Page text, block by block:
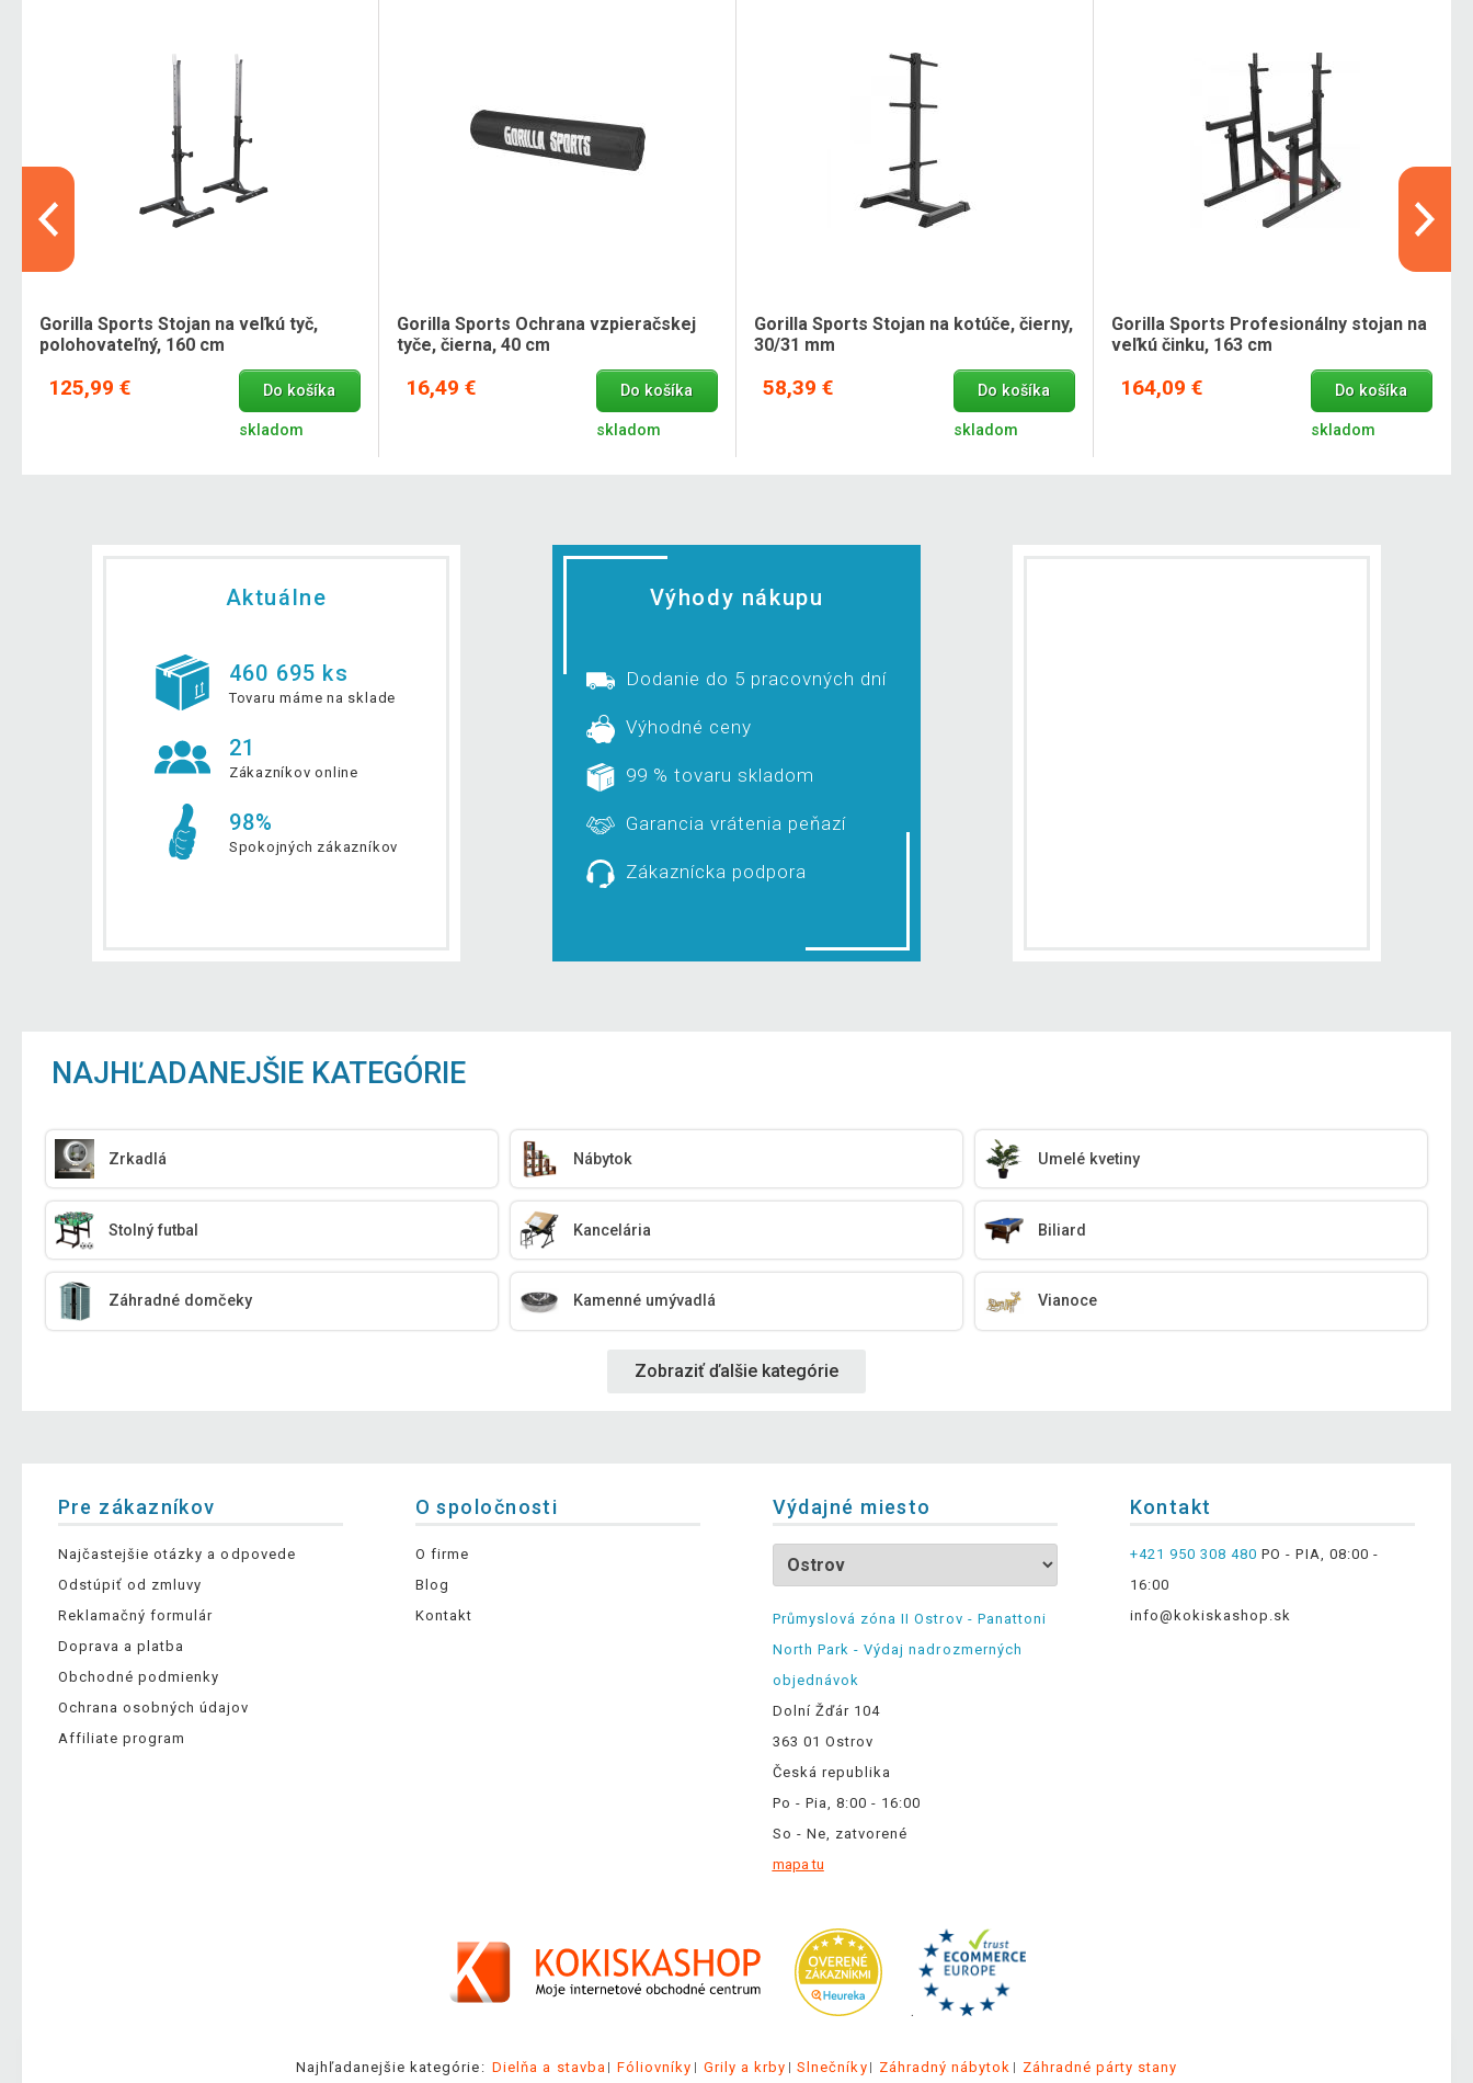
Gorilla Sports Stojan na veľkú tyč,
polohovateľný, 160 cm
125,99 € Do košíka
skladom
Gorilla Sports Ochrana vzpieračskej
tyče, čierna, 40 cm
16,49 € Do košíka
skladom
Gorilla Sports Stojan na kotúče, čierny,
30/31 mm
58,39 € Do košíka
skladom
Gorilla Sports Profesionálny stojan na
veľkú činku, 163 cm
164,09 € Do košíka
skladom
Aktuálne
460 695 ks
Tovaru máme na sklade
21
Zákazníkov online
98%
Spokojných zákazníkov
Výhody nákupu
Dodanie do 5 pracovných dní
Výhodné ceny
99 % tovaru skladom
Garancia vrátenia peňazí
Zákaznícka podpora
NAJHĽADANEJŠIE KATEGÓRIE
Zrkadlá Nábytok Umelé kvetiny
Stolný futbal Kancelária Biliard
Záhradné domčeky Kamenné umývadlá Vianoce
Zobraziť ďalšie kategórie
Pre zákazníkov
Najčastejšie otázky a odpovede
Odstúpiť od zmluvy
Reklamačný formulár
Doprava a platba
Obchodné podmienky
Ochrana osobných údajov
Affiliate program
O spoločnosti
O firme
Blog
Kontakt
Výdajné miesto
Průmyslová zóna II Ostrov - Panattoni
North Park - Výdaj nadrozmerných
objednávok
Dolní Žďár 104
363 01 Ostrov
Česká republika
Po - Pia, 8:00 - 16:00
So - Ne, zatvorené
mapa tu
Kontakt
+421 950 308 480 PO - PIA, 08:00 -
16:00
info@kokiskashop.sk
.
Najhľadanejšie kategórie: Dielňa a stavba Fóliovníky Grily a krby Slnečníky Záhradný nábytok Záhradné párty stany